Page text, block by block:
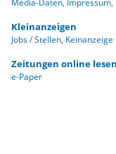
Media-Daten Impressum
Kleinanzeigen
Jobs / Stellen
Zeitungen online lesen
e-Paper